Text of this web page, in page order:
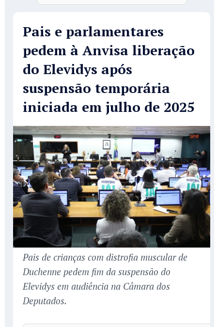
Pais e parlamentares
pedem à Anvisa liberação
do Elevidys após
suspensão temporária
iniciada em julho de 2025
Pais de crianças com distrofia muscular de
Duchenne pedem fim da suspensão do
Elevidys em audiência na Câmara dos
Deputados.